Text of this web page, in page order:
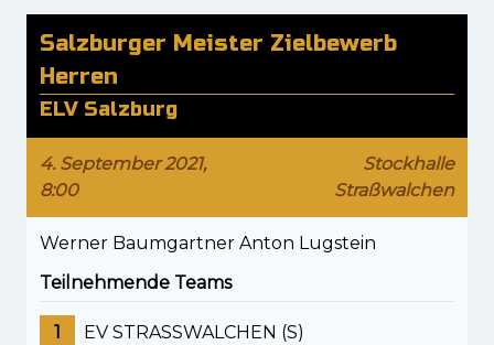
Salzburger Meister Zielbewerb
Herren
ELV Salzburg
4. September 2021,
8:00
Stockhalle
Straßwalchen
Werner Baumgartner Anton Lugstein
Teilnehmende Teams
1 EV STRASSWALCHEN (S)